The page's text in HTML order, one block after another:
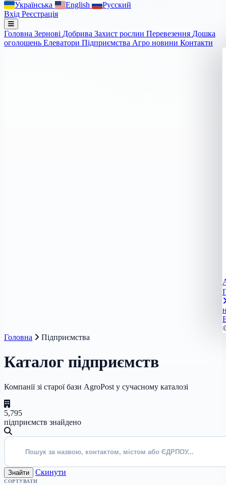
Українська English
Русский
Вхід Реєстрація
Головна Зернові Добрива Захист рослин Перевезення Дошка
оголошень Елеватори Підприємства Агро новини Контакти
Головна
Підприємства
Каталог підприємств
Компанії зі старої бази AgroPost у сучасному каталозі
5,795
підприємств знайдено
Знайти Скинути
СОРТУВАТИ